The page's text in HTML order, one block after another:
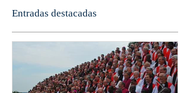
Entradas destacadas